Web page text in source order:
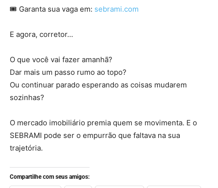
🎟 Garanta sua vaga em: sebrami.com
E agora, corretor…
O que você vai fazer amanhã?
Dar mais um passo rumo ao topo?
Ou continuar parado esperando as coisas mudarem
sozinhas?
O mercado imobiliário premia quem se movimenta. E o
SEBRAMI pode ser o empurrão que faltava na sua
trajetória.
Compartilhe com seus amigos: